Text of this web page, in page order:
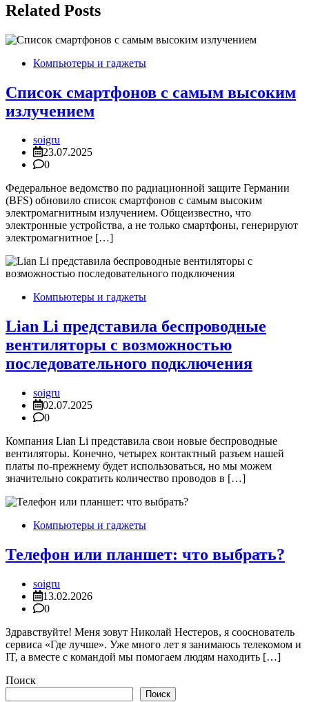
Related Posts
Компьютеры и гаджеты
Список смартфонов с самым высоким
излучением
soigru
23.07.2025
0
Федеральное ведомство по радиационной защите Германии
(BFS) обновило список смартфонов с самым высоким
электромагнитным излучением. Общеизвестно, что
электронные устройства, а не только смартфоны, генерируют
электромагнитное […]
Компьютеры и гаджеты
Lian Li представила беспроводные
вентиляторы с возможностью
последовательного подключения
soigru
02.07.2025
0
Компания Lian Li представила свои новые беспроводные
вентиляторы. Конечно, четырех контактный разъем нашей
платы по-прежнему будет использоваться, но мы можем
значительно сократить количество проводов в […]
Компьютеры и гаджеты
Телефон или планшет: что выбрать?
soigru
13.02.2026
0
Здравствуйте! Меня зовут Николай Нестеров, я сооснователь
сервиса «Где лучше». Уже много лет я занимаюсь телекомом и
IT, а вместе с командой мы помогаем людям находить […]
Поиск
Поиск